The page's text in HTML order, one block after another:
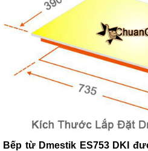
Bếp từ Dmestik ES753 DKI